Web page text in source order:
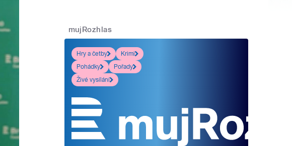
mujRozhlas
Hry a četby
Krimi
Pohádky
Pořady
Živé vysílání